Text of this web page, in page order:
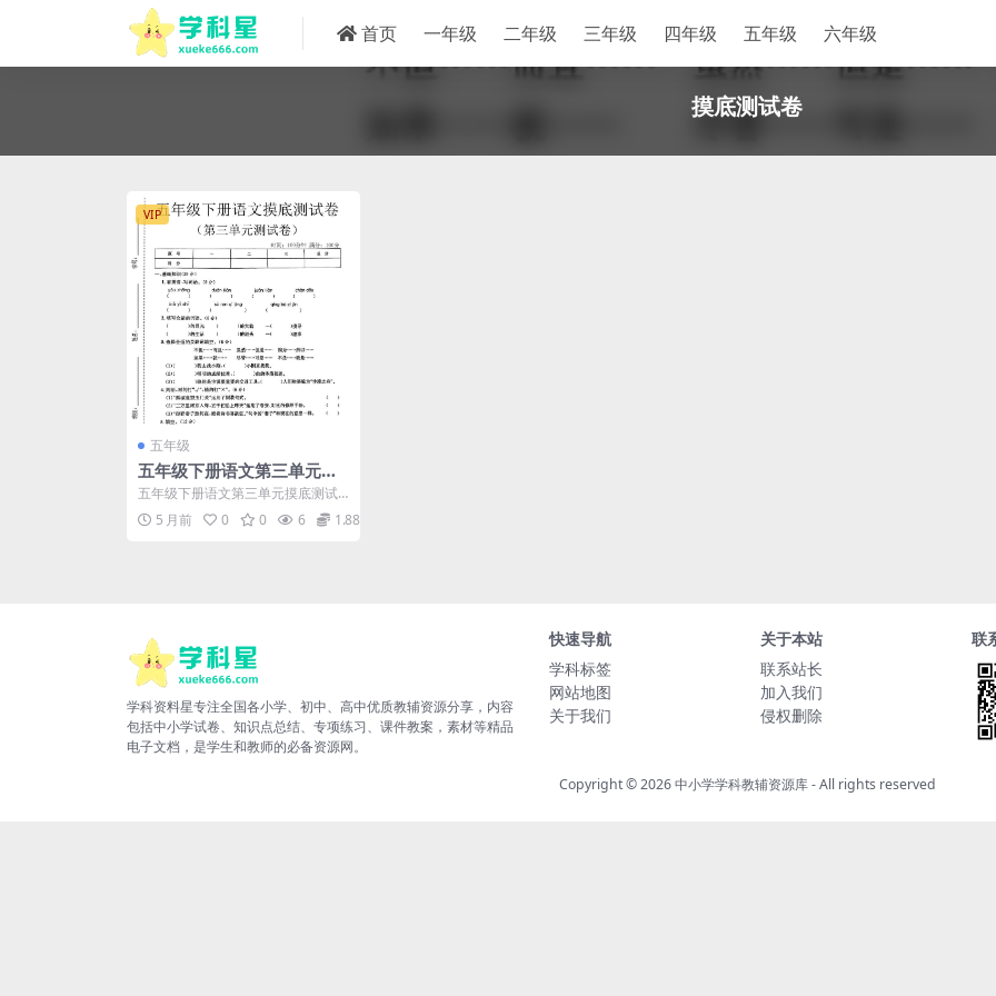
首页 一年级 二年级 三年级 四年级 五年级 六年级
摸底测试卷
VIP
五年级
五年级下册语文第三单元摸
底测试卷及参考答案电子版
下载
五年级下册语文第三单元摸底测试
卷及参考答案 随着学习进度的推
进，五年级下学期的语...
5 月前 0 0 6 1.88
学科资料星专注全国各小学、初中、高中优质教辅资源分享，内容
包括中小学试卷、知识点总结、专项练习、课件教案，素材等精品
电子文档，是学生和教师的必备资源网。
快速导航
学科标签
网站地图
关于我们
关于本站
联系站长
加入我们
侵权删除
联
Copyright © 2026中小学学科教辅资源库- All rights reserved